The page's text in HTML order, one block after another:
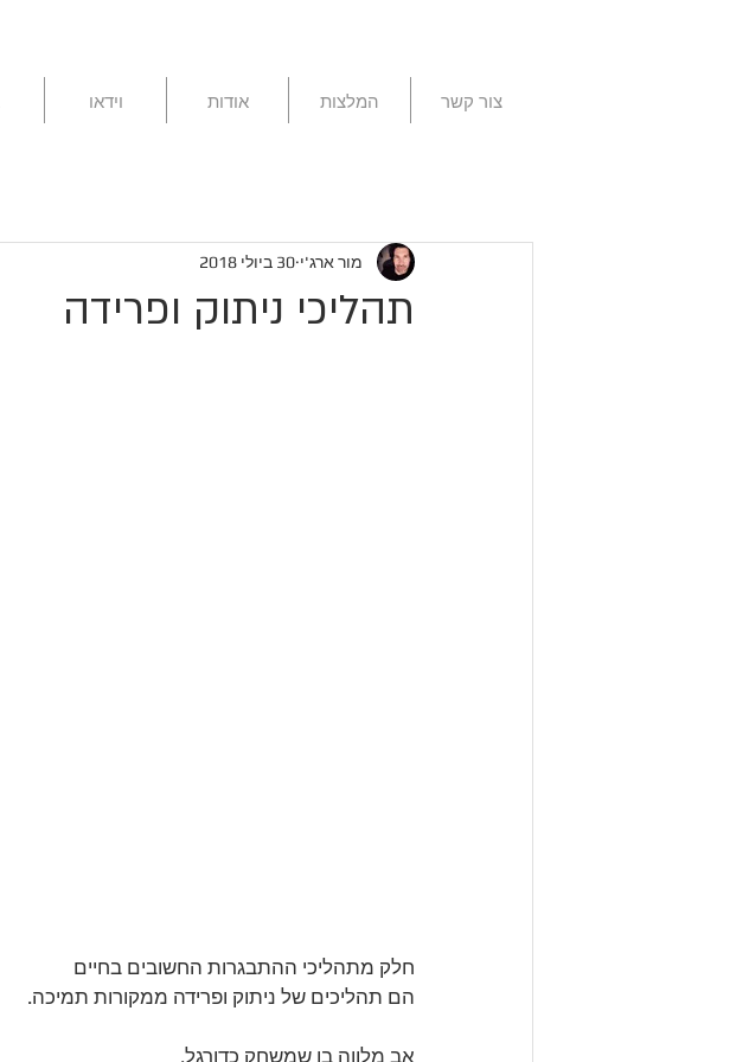
צור קשר המלצות אודות וידאו
תהליכי ניתוק ופרידה
מור ארג'י 30 ביולי 2018
חלק מתהליכי ההתבגרות החשובים בחיים
הם תהליכים של ניתוק ופרידה ממקורות תמיכה.
אב מלווה בן שמשחק כדורגל,